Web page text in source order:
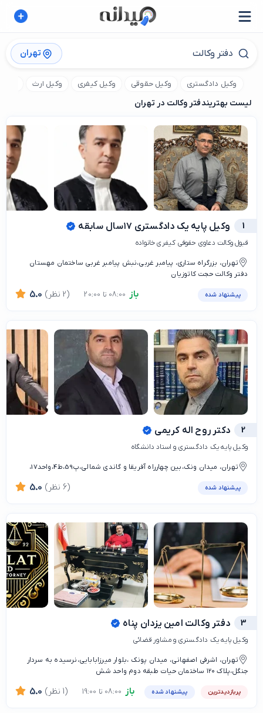
تهران
وکیل دادگستری وکیل حقوقی وکیل کیفری وکیل ارث
لیست بهتریندفتر وکالت در تهران
1 وکیل پایه یک دادگستری ۱۷سال سابقه
قبول وکالت دعاوی حقوقی کیفری خانواده
تهران، بزرگراه ستاری، پیامبر غربی،نبش پیامبر غربی ساختمان مهستان
دفتر وکالت حجت کاتوزيان
پیشنهاد شده باز 5.0 (2 نظر)
2 دكتر روح اله كريمي
وكيل پايه يك دادگستري و استاد دانشگاه
تهران، میدان ونک،بین چهارراه آفریقا و گاندی شمالی،پ59،ط4،واحد17،
پیشنهاد شده 5.0 (6 نظر)
3 دفتر وکالت امین یزدان پناه
وکیل پایه یک دادگستری و مشاور قضائی
تهران، اشرفی اصفهانی، میدان پونک ،بلوار میرزابابایی،نرسیده به سردار
جنگل،پلاک ۱۲۰ ساختمان حیات طبقه دوم واحد شش
پربازدیدترین پیشنهاد شده باز 5.0 (1 نظر)